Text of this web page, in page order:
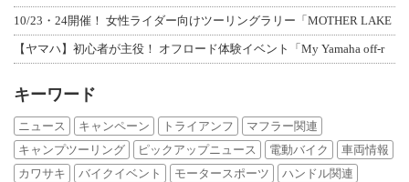
10/23・24開催！ 女性ライダー向けツーリングラリー「MOTHER LAKE
【ヤマハ】初心者が主役！ オフロード体験イベント「My Yamaha off-r
キーワード
ニュース キャンペーン トライアンフ
マフラー関連
キャンプツーリング
ピックアップニュース 電動バイク
車両情報
カワサキ
バイクイベント モータースポーツ
ハンドル関連